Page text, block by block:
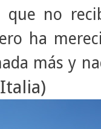
que no
ha
más y